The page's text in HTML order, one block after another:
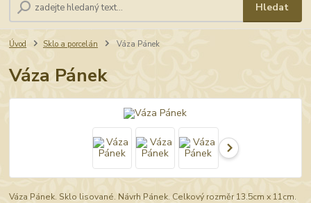
Hledat
Úvod Sklo a porcelán Váza Pánek
Váza Pánek
Váza Pánek. Sklo lisované. Návrh Pánek. Celkový rozměr 13.5cm x 11cm.